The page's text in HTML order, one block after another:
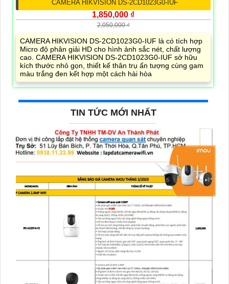
CAMERA HIKVISION DS-2CD1023G0-IUF
1,850,000 ₫
2,050,000 ₫
CAMERA HIKVISION DS-2CD1023G0-IUF là có tích hợp
Micro độ phân giải HD cho hình ảnh sắc nét, chất lượng
cao. CAMERA HIKVISION DS-2CD1023G0-IUF sở hữu
kích thước nhỏ gọn, thiết kế thân trụ ấn tượng cùng gam
màu trắng đen kết hợp một cách hài hòa
TIN TỨC MỚI NHẤT